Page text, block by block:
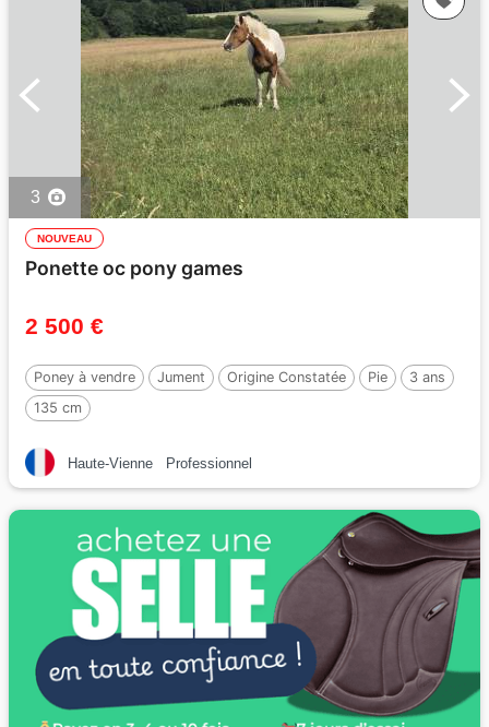
3
NOUVEAU
Ponette oc pony games
2 500 €
Poney à vendre Jument Origine Constatée Pie
3 ans
135 cm
Haute-Vienne Professionnel